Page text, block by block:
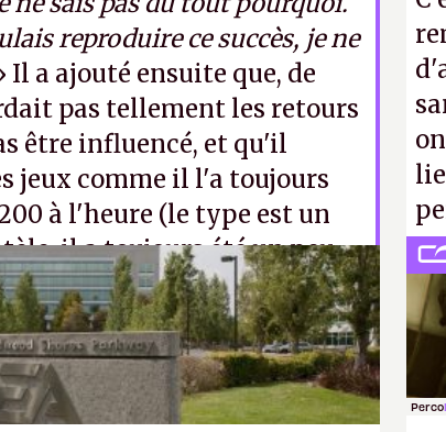
reproduire ce succès, je ne
Il a ajouté ensuite que, de
pas tellement les retours
être influencé, et qu'il
jeux comme il l'a toujours
à l'heure (le type est un
il a toujours été un peu
Perco